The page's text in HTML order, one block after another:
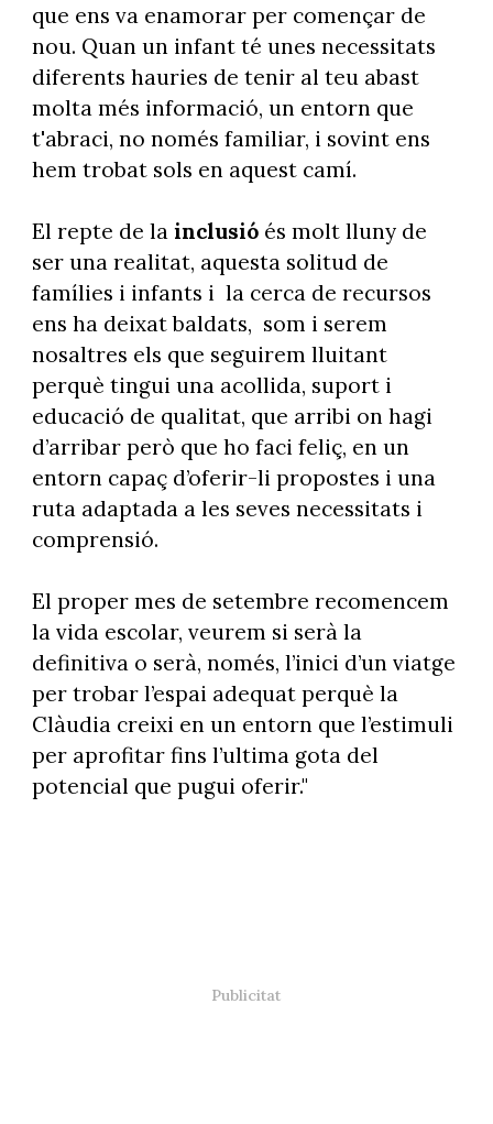
que ens va enamorar per començar de
nou. Quan un infant té unes necessitats
diferents hauries de tenir al teu abast
molta més informació, un entorn que
t'abraci, no només familiar, i sovint ens
hem trobat sols en aquest camí.
El repte de la inclusió és molt lluny de
ser una realitat, aquesta solitud de
famílies i infants i la cerca de recursos
ens ha deixat baldats, som i serem
nosaltres els que seguirem lluitant
perquè tingui una acollida, suport i
educació de qualitat, que arribi on hagi
d’arribar però que ho faci feliç, en un
entorn capaç d’oferir-li propostes i una
ruta adaptada a les seves necessitats i
comprensió.
El proper mes de setembre recomencem
la vida escolar, veurem si serà la
definitiva o serà, només, l’inici d’un viatge
per trobar l’espai adequat perquè la
Clàudia creixi en un entorn que l’estimuli
per aprofitar fins l’ultima gota del
potencial que pugui oferir."